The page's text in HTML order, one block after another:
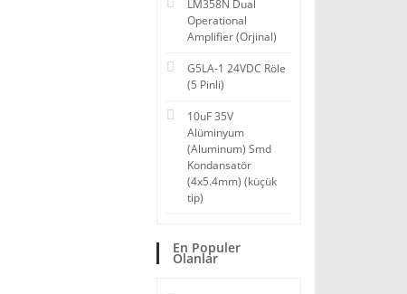
LM358N Dual
Operational
Amplifier (Orjinal)
G5LA-1 24VDC Röle
(5 Pinli)
10uF 35V
Alüminyum
(Aluminum) Smd
Kondansatör
(4x5.4mm) (küçük
tip)
En Populer
Olanlar